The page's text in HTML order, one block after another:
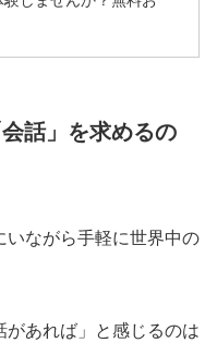
話」を求めるの
ながら手軽に世界中の
あれば」と感じるのは